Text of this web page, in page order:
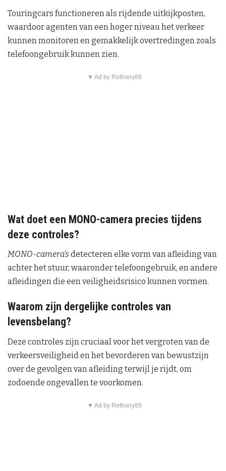
Touringcars functioneren als rijdende uitkijkposten,
waardoor agenten van een hoger niveau het verkeer
kunnen monitoren en gemakkelijk overtredingen zoals
telefoongebruik kunnen zien.
▼ Ad by Refinery89
Wat doet een MONO-camera precies tijdens
deze controles?
MONO-camera’s detecteren elke vorm van afleiding van
achter het stuur, waaronder telefoongebruik, en andere
afleidingen die een veiligheidsrisico kunnen vormen.
Waarom zijn dergelijke controles van
levensbelang?
Deze controles zijn cruciaal voor het vergroten van de
verkeersveiligheid en het bevorderen van bewustzijn
over de gevolgen van afleiding terwijl je rijdt, om
zodoende ongevallen te voorkomen.
▼ Ad by Refinery89